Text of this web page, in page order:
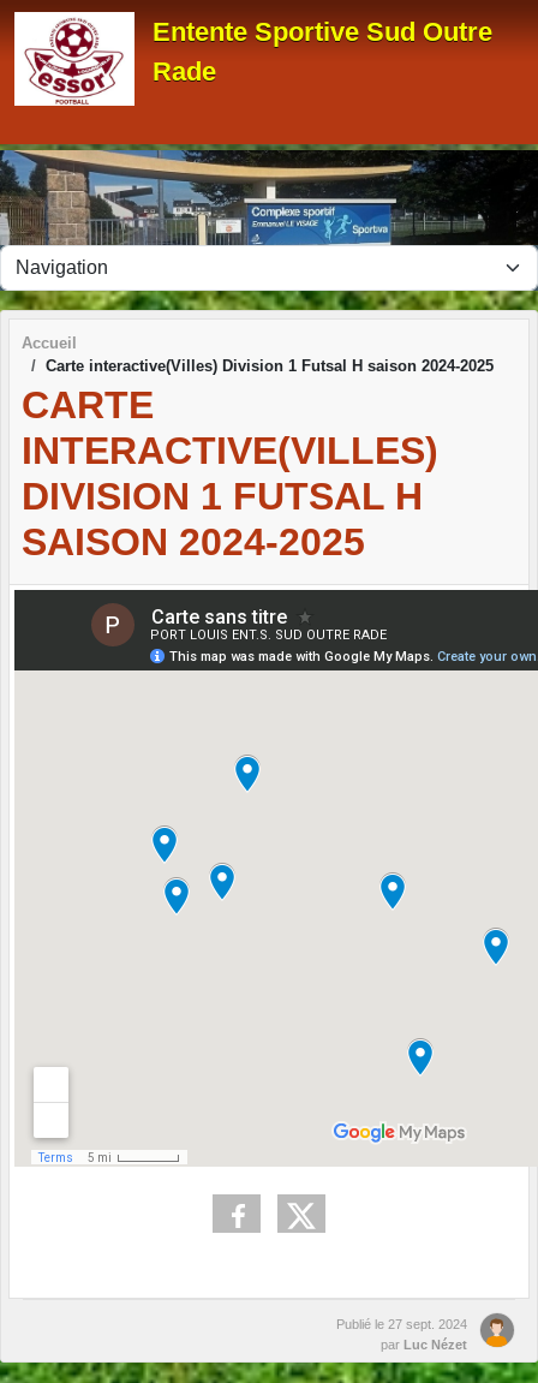
Entente Sportive Sud Outre
Rade
Accueil
Carte interactive(Villes) Division 1 Futsal H saison 2024-2025
CARTE
INTERACTIVE(VILLES)
DIVISION 1 FUTSAL H
SAISON 2024-2025
Publié le 27 sept. 2024
par Luc Nézet
Panneau de gestion des cookies